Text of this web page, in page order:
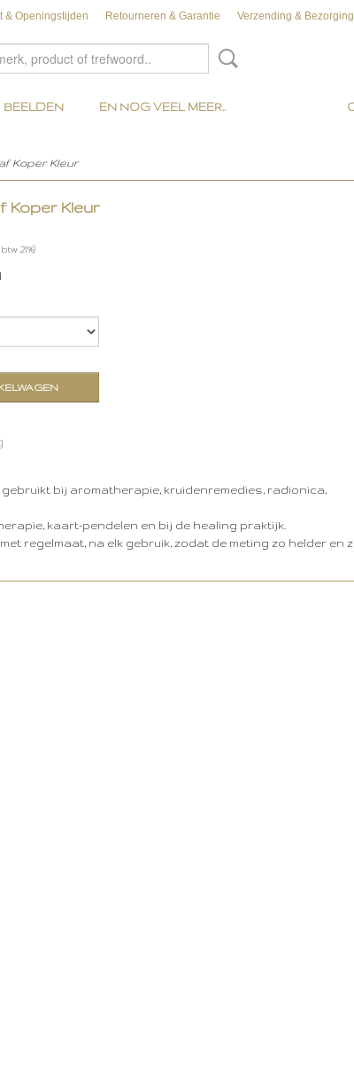
& Openingstijden Retourneren & Garantie Verzending & Bezorging
BEELDEN EN NOG VEEL MEER..
Koper Kleur
Koper Kleur
21%)
bij aromatherapie, kruidenremedies, radionica,
kaart-pendelen en bij de healing praktijk.
regelmaat, na elk gebruik, zodat de meting zo helder en